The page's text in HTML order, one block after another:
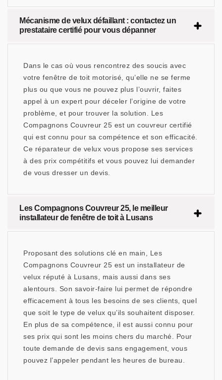
Mécanisme de velux défaillant : contactez un
prestataire certifié pour vous dépanner
Dans le cas où vous rencontrez des soucis avec
votre fenêtre de toit motorisé, qu’elle ne se ferme
plus ou que vous ne pouvez plus l’ouvrir, faites
appel à un expert pour déceler l’origine de votre
problème, et pour trouver la solution. Les
Compagnons Couvreur 25 est un couvreur certifié
qui est connu pour sa compétence et son efficacité.
Ce réparateur de velux vous propose ses services
à des prix compétitifs et vous pouvez lui demander
de vous dresser un devis.
Les Compagnons Couvreur 25, le meilleur
installateur de fenêtre de toit à Lusans
Proposant des solutions clé en main, Les
Compagnons Couvreur 25 est un installateur de
velux réputé à Lusans, mais aussi dans ses
alentours. Son savoir-faire lui permet de répondre
efficacement à tous les besoins de ses clients, quel
que soit le type de velux qu’ils souhaitent disposer.
En plus de sa compétence, il est aussi connu pour
ses prix qui sont les moins chers du marché. Pour
toute demande de devis sans engagement, vous
pouvez l’appeler pendant les heures de bureau.